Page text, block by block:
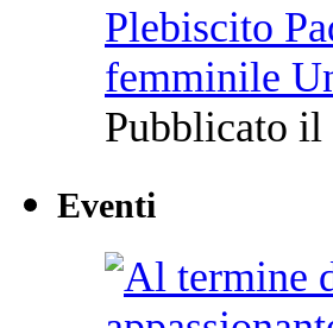
Plebiscito
femminile
Pubblicato
Eventi